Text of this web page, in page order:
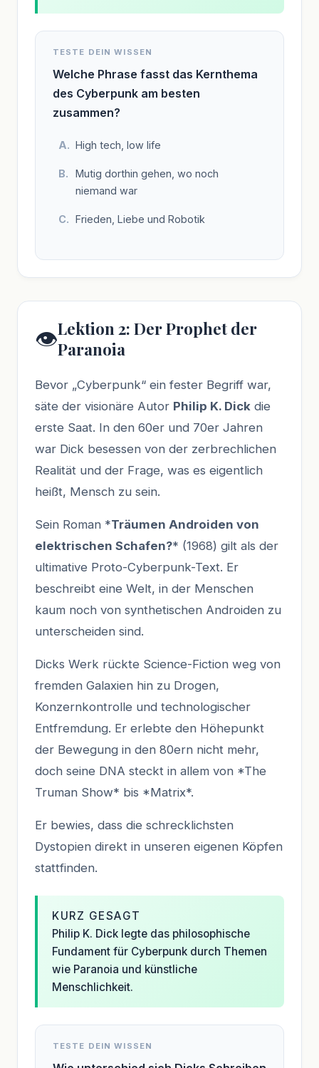
TESTE DEIN WISSEN
Welche Phrase fasst das Kernthema
des Cyberpunk am besten
zusammen?
High tech, low life
Mutig dorthin gehen, wo noch
niemand war
Frieden, Liebe und Robotik
👁️Lektion 2: Der Prophet der
Paranoia
Bevor „Cyberpunk“ ein fester Begriff war,
säte der visionäre Autor Philip K. Dick die
erste Saat. In den 60er und 70er Jahren
war Dick besessen von der zerbrechlichen
Realität und der Frage, was es eigentlich
heißt, Mensch zu sein.
Sein Roman *Träumen Androiden von
elektrischen Schafen?* (1968) gilt als der
ultimative Proto-Cyberpunk-Text. Er
beschreibt eine Welt, in der Menschen
kaum noch von synthetischen Androiden zu
unterscheiden sind.
Dicks Werk rückte Science-Fiction weg von
fremden Galaxien hin zu Drogen,
Konzernkontrolle und technologischer
Entfremdung. Er erlebte den Höhepunkt
der Bewegung in den 80ern nicht mehr,
doch seine DNA steckt in allem von *The
Truman Show* bis *Matrix*.
Er bewies, dass die schrecklichsten
Dystopien direkt in unseren eigenen Köpfen
stattfinden.
KURZ GESAGT
Philip K. Dick legte das philosophische
Fundament für Cyberpunk durch Themen
wie Paranoia und künstliche
Menschlichkeit.
TESTE DEIN WISSEN